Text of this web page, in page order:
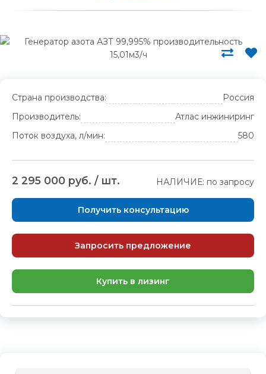
Страна производства:
Россия
Производитель:
Атлас инжиниринг
Поток воздуха, л/мин:
580
2 295 000 руб. / шт. НАЛИЧИЕ: по запросу
Получить консультацию
Запросить предложение
Купить в лизинг